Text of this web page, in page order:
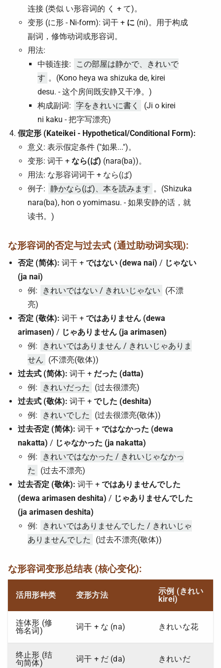
连接 (类似 い形容词的 く + て)。
变形 (に形 - Ni-form): 词干 + に (ni)。用于构成
副词，修饰动词或形容词。
用法:
中顿连接:
この部屋は静かで、きれいで
す 。(Kono heya wa shizuka de, kirei
desu. - 这个房间既安静又干净。)
构成副词: 字をきれいに書く
(Ji o kirei
ni kaku - 把字写漂亮)
假定形 (Kateikei - Hypothetical/Conditional Form):
意义: 表示假定条件 ("如果...")。
变形: 词干 + なら(ば) (nara(ba))。
用法: な形容词词干 + なら(ば)
例子: 静かなら(ば)、本を読みます 。(Shizuka
nara(ba), hon o yomimasu. - 如果安静的话，就
读书。)
な形容词的否定与过去式 (通过助动词实现):
否定 (简体): 词干 + ではない (dewa nai) / じゃない
(ja nai)
例:
きれいではない / きれいじゃない
(不漂
亮)
否定 (敬体): 词干 + ではありません (dewa
arimasen) / じゃありません (ja arimasen)
例:
きれいではありません / きれいじゃありま
せん
(不漂亮(敬体))
过去式 (简体): 词干 + だった (datta)
例:
きれいだった
(过去很漂亮)
过去式 (敬体): 词干 + でした (deshita)
例:
きれいでした
(过去很漂亮(敬体))
过去否定 (简体): 词干 + ではなかった (dewa
nakatta) / じゃなかった (ja nakatta)
例:
きれいではなかった / きれいじゃなかっ
た
(过去不漂亮)
过去否定 (敬体): 词干 + ではありませんでした
(dewa arimasen deshita) / じゃありませんでした
(ja arimasen deshita)
例:
きれいではありませんでした / きれいじゃ
ありませんでした
(过去不漂亮(敬体))
な形容词变形总结表 (核心变化):
活用形种类 变形方法
示例 (きれい
kirei)
连体形 (修
饰名词)
词干 + な (na) きれいな花
终止形 (结
句简体)
词干 + だ (da) きれいだ